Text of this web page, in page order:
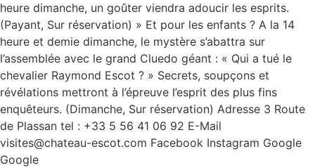
heure dimanche, un goûter viendra adoucir les esprits.
(Payant, Sur réservation) » Et pour les enfants ? A la 14
heure et demie dimanche, le mystère s’abattra sur
l’assemblée avec le grand Cluedo géant : « Qui a tué le
chevalier Raymond Escot ? » Secrets, soupçons et
révélations mettront à l’épreuve l’esprit des plus fins
enquêteurs. (Dimanche, Sur réservation) Adresse 3 Route
de Plassan tel : +33 5 56 41 06 92 E-Mail
visites@chateau-escot.com Facebook Instagram Google
Google